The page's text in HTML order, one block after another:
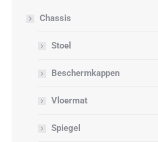
Chassis
Stoel
Beschermkappen
Vloermat
Spiegel